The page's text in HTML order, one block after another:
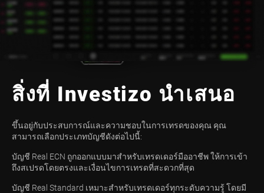
สิ่งที่ Investizo นำเสนอ
ขึ้นอยู่กับประสบการณ์และความชอบในการเทรดของคุณ คุณ
สามารถเลือกประเภทบัญชีดังต่อไปนี้:
บัญชี Real ECN ถูกออกแบบมาสำหรับเทรดเดอร์มืออาชีพ ให้การเข้า
ถึงสเปรดโดยตรงและเงื่อนไขการเทรดที่สะดวกที่สุด
บัญชี Real Standard เหมาะสำหรับเทรดเดอร์ทุกระดับความรู้ โดยมี